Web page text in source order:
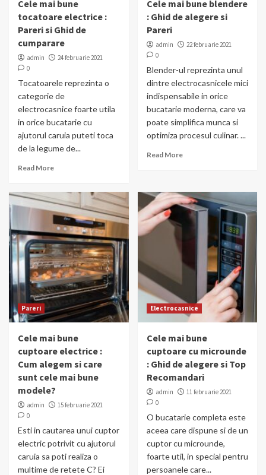
Cele mai bune
tocatoare electrice :
Pareri si Ghid de
cumparare
admin
24 februarie 2021
0
Tocatoarele reprezinta o
categorie de
electrocasnice foarte utila
in orice bucatarie cu
ajutorul caruia puteti toca
de la legume de...
Read More
Cele mai bune blendere
: Ghid de alegere si
Pareri
admin
22 februarie 2021
0
Blender-ul reprezinta unul
dintre electrocasnicele mici
indispensabile in orice
bucatarie moderna, care va
poate simplifica munca si
optimiza procesul culinar. ...
Read More
Pareri
Cele mai bune
cuptoare electrice :
Cum alegem si care
sunt cele mai bune
modele?
admin
15 februarie 2021
0
Esti in cautarea unui cuptor
electric potrivit cu ajutorul
caruia sa poti realiza o
multime de retete C? Ei
Electrocasnice
Cele mai bune
cuptoare cu microunde
: Ghid de alegere si Top
Recomandari
admin
11 februarie 2021
0
O bucatarie completa este
aceea care dispune si de un
cuptor cu microunde,
foarte util, in special pentru
persoanele care...